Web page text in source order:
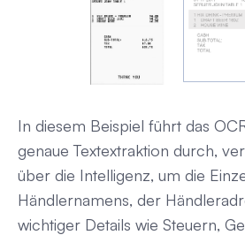
In diesem Beispiel führt das
genaue Textextraktion durch,
über die Intelligenz, um die
Händlernamens, der
wichtiger Details wie Steuern,